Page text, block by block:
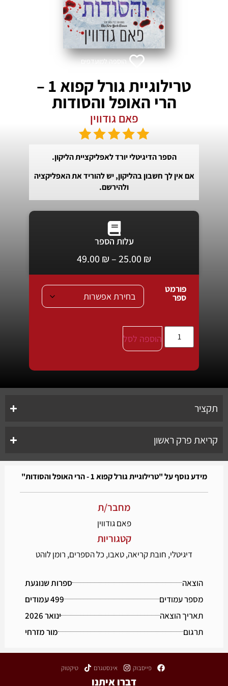
הוספה למועדפים
טרילוגיית גורל קפוא 1 –
הרי האופל והסודות
פאם גודווין
הספר הדיגיטלי יורד לאפליקציית הליקון.
אם אין לך חשבון בהליקון, יש להוריד את האפליקציה
ולהירשם.
עלות הספר
₪
–
₪
פורמט
ספר
הוספה לסל
תקציר
קריאת פרק ראשון
מידע נוסף על "טרילוגיית גורל קפוא 1 - הרי האופל והסודות"
מחבר/ת
פאם גודווין
קטגוריות
דיגיטלי, חובת קריאה,טאבו, כל הספרים, רומן לוהט
הוצאה
ספרות שנוגעת
מספר עמודים
499 עמודים
תאריך הוצאה
ינואר 2026
תרגום
מור מזרחי
פייסבוק אינסטגרם טיקטוק
דברו איתנו